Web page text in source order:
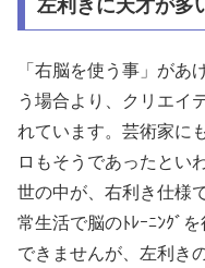
左利きに天才が多
「右脳を使う事」があ
う場合より、クリエイ
れています。芸術家に
ロもそうであったとい
世の中が、右利き仕様
常生活で脳のﾄﾚｰﾆﾝｸﾞ
できませんが、左利き